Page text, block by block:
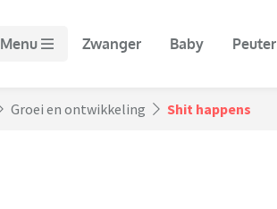
Menu Zwanger Baby Peuter
Groei en ontwikkeling Shit happens